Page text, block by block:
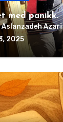
med panikk.
Aslanzadeh Azari
2025